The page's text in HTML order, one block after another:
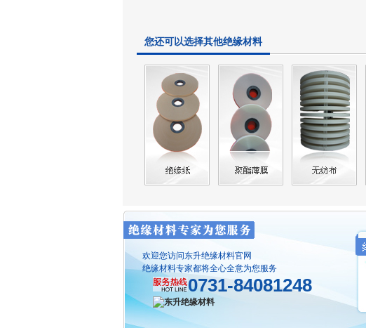
您还可以选择其他绝缘材料
欢迎您访问东升绝缘材料官网
绝缘材料专家都将全心全意为您服务
0731-84081248